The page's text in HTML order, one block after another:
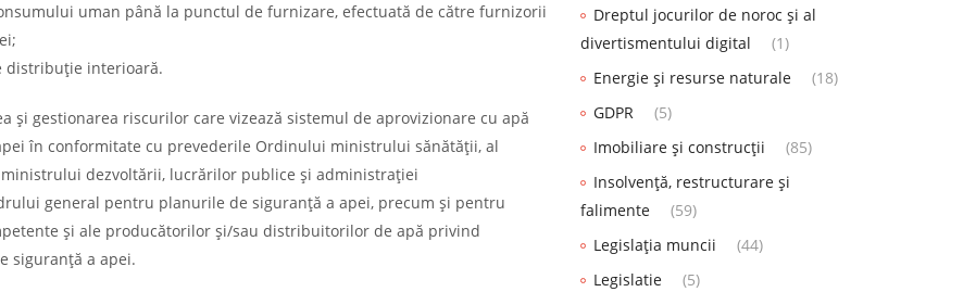
uman până la punctul de furnizare, efectuată de către furnizorii
distribuţie interioară.
şi gestionarea riscurilor care vizează sistemul de aprovizionare cu apă
în conformitate cu prevederile Ordinului ministrului sănătăţii, al
dezvoltării, lucrărilor publice şi administraţiei
general pentru planurile de siguranţă a apei, precum şi pentru
şi ale producătorilor şi/sau distribuitorilor de apă privind
siguranţă a apei.
Dreptul jocurilor de noroc și al
divertismentului digital
(1)
Energie și resurse naturale
(18)
GDPR
(5)
Imobiliare și construcții
(85)
Insolvență, restructurare și
falimente
(59)
Legislația muncii
(44)
Legislatie
(5)